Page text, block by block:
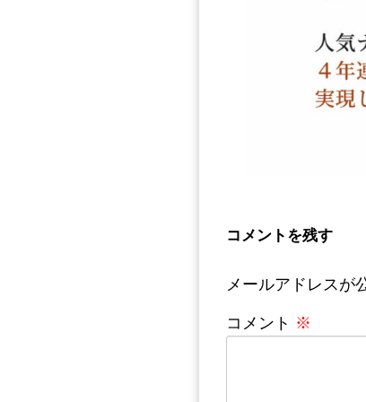
コメントを残す
メールアドレスが
コメント ※